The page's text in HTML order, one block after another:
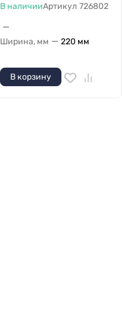
В наличииАртикул 726802
—
Ширина, мм — 220 мм
В корзину